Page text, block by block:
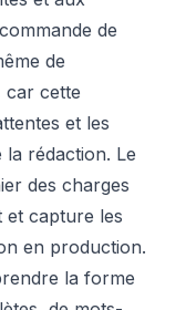
de
de
car cette
et les
rédaction. Le
des charges
et capture les
en production.
la forme